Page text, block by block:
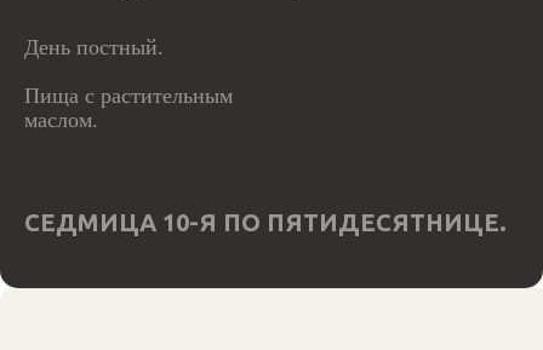
День постный.
Пища с растительным
маслом.
СЕДМИЦА 10-Я ПО ПЯТИДЕСЯТНИЦЕ.